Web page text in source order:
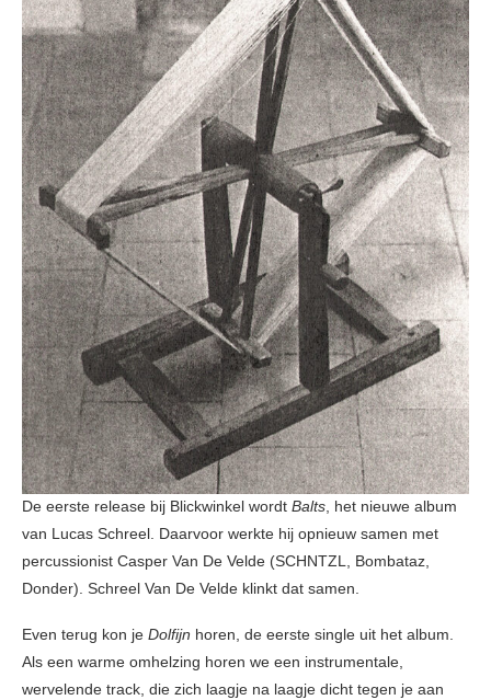
De eerste release bij Blickwinkel wordt Balts, het nieuwe album
van Lucas Schreel. Daarvoor werkte hij opnieuw samen met
percussionist Casper Van De Velde (SCHNTZL, Bombataz,
Donder). Schreel Van De Velde klinkt dat samen.
Even terug kon je Dolfijn horen, de eerste single uit het album.
Als een warme omhelzing horen we een instrumentale,
wervelende track, die zich laagje na laagje dicht tegen je aan